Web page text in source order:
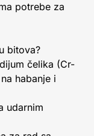
potrebe za
bitova?
čelika (Cr-
habanje i
udarnim